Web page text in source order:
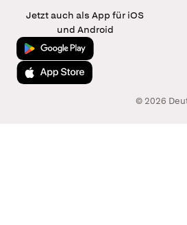
Jetzt auch als App für iOS
und Android
Jetzt bei Google Play
Laden im App Store
© 2026